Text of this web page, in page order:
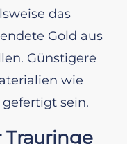
das
Gold aus
Günstigere
wie
sein.
Trauringe